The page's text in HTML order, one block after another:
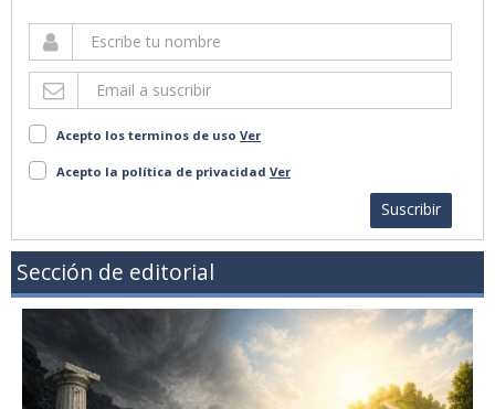
Acepto los terminos de uso Ver
Acepto la política de privacidad Ver
Suscribir
Sección de editorial